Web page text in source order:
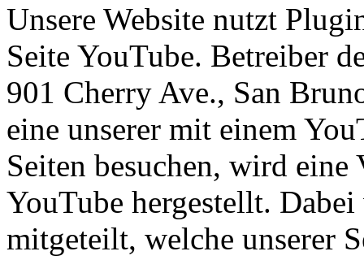
Unsere Website nutzt
Seite YouTube. Betreiber
901 Cherry Ave., San
eine unserer mit einem
Seiten besuchen, wird
YouTube hergestellt.
mitgeteilt, welche unserer